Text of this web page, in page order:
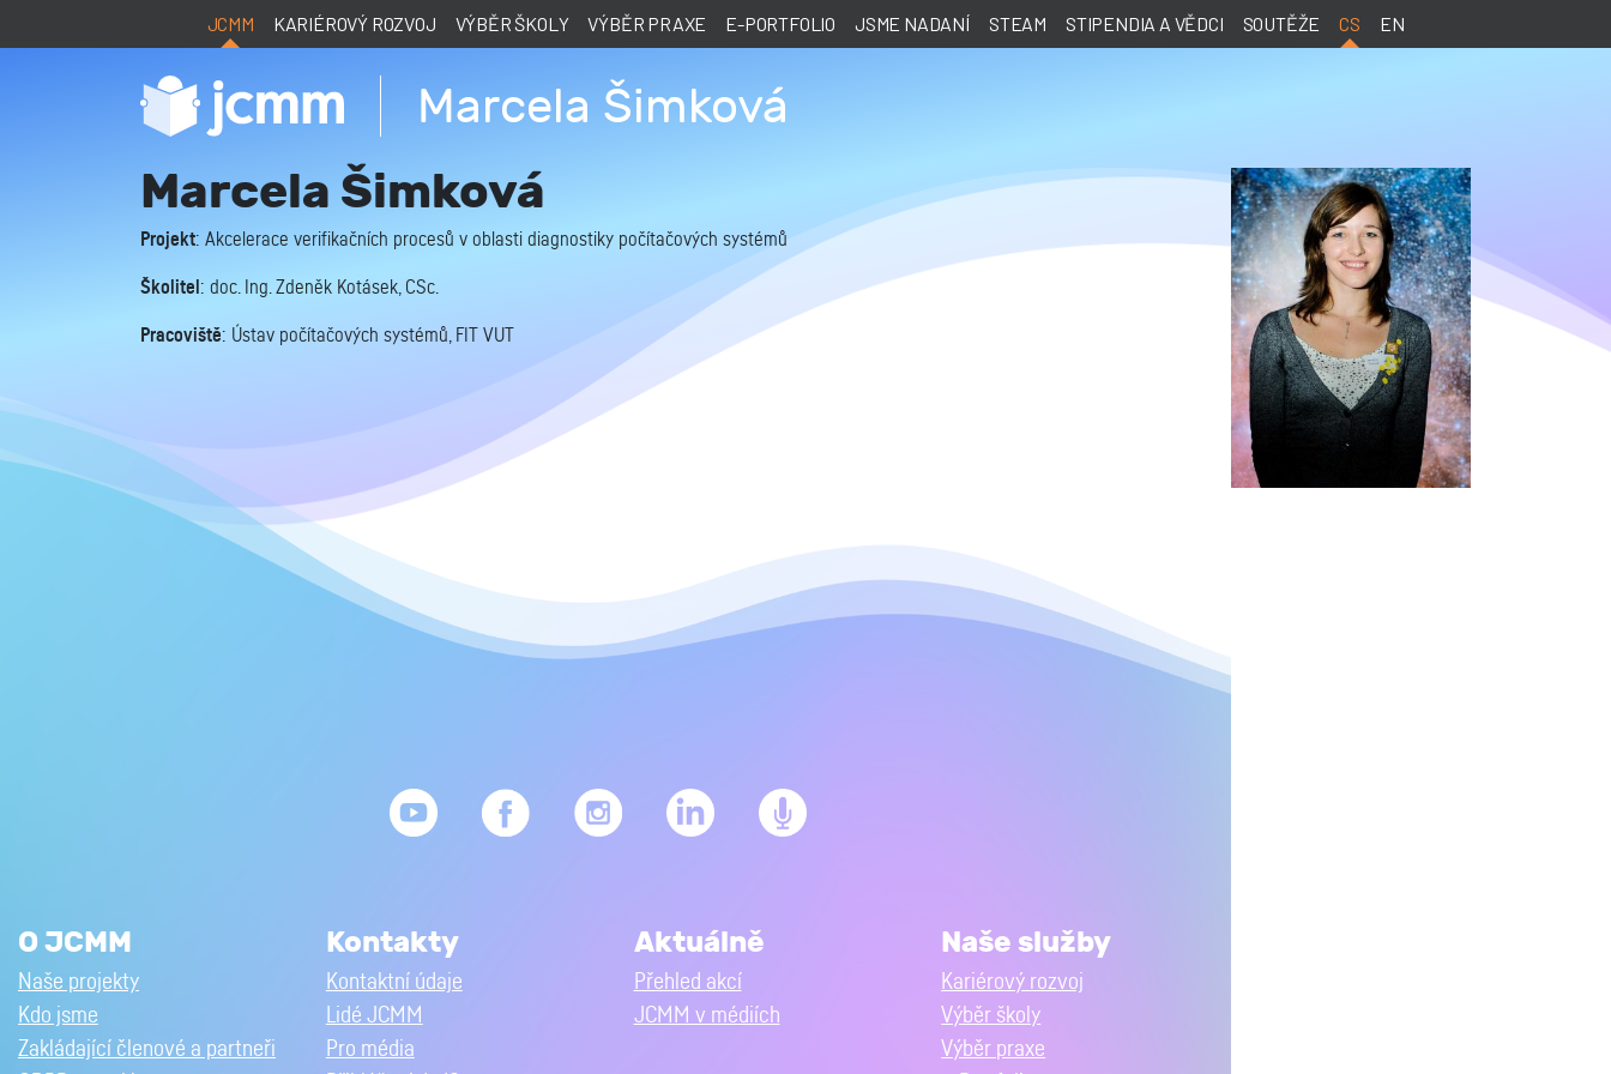
JCMM KARIÉROVÝ ROZVOJ VÝBĚR ŠKOLY VÝBĚR PRAXE E-PORTFOLIO JSME NADANÍ STEAM STIPENDIA A VĚDCI SOUTĚŽE CS EN
Marcela Šimková
Marcela Šimková
Projekt: Akcelerace verifikačních procesů v oblasti diagnostiky počítačových systémů
Školitel : doc. Ing. Zdeněk Kotásek, CSc.
Pracoviště: Ústav počítačových systémů, FIT VUT
O JCMM
Naše projekty
Kdo jsme
Zakládající členové a partneři
Kontakty
Kontaktní údaje
Lidé JCMM
Pro média
Aktuálně
Přehled akcí
JCMM v médiích
Naše služby
Kariérový rozvoj
Výběr školy
Výběr praxe